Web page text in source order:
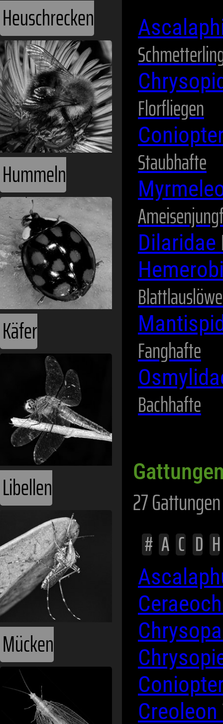
Heuschrecken
Hummeln
Käfer
Libellen
Mücken
Florfliegen
Staubhafte
Dilaridae
Fanghafte
Bachhafte
27
# A C D H
Creoleon